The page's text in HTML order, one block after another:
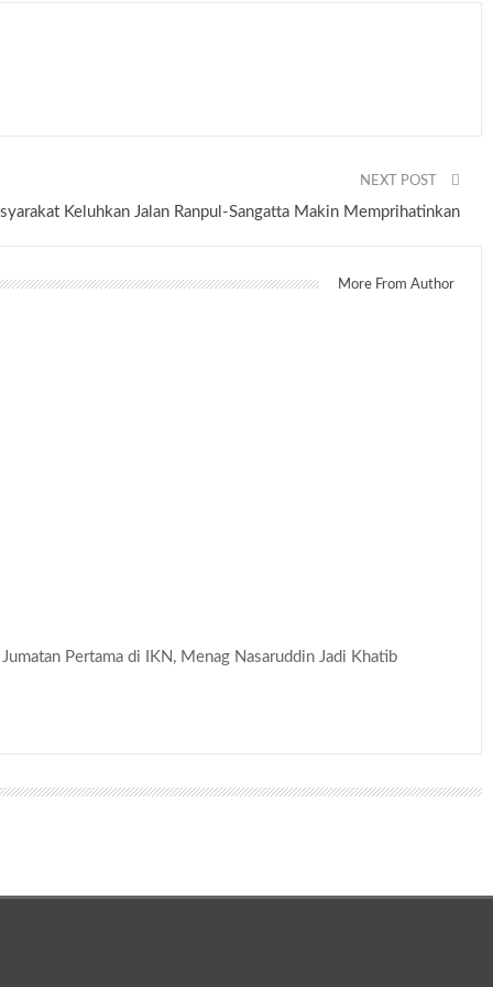
NEXT POST
Keluhkan Jalan Ranpul-Sangatta Makin Memprihatinkan
More From Author
Jumatan Pertama di IKN, Menag Nasaruddin Jadi Khatib